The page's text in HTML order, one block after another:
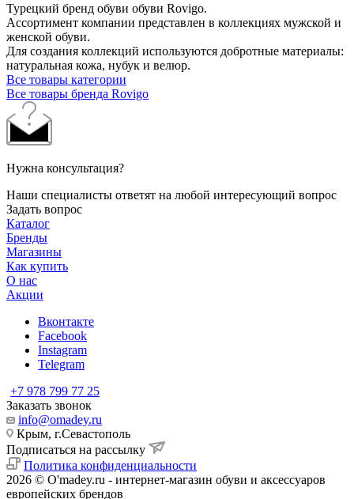
Турецкий бренд обуви обуви Rovigo.
Ассортимент компании представлен в коллекциях мужской и
женской обуви.
Для создания коллекций используются добротные материалы:
натуральная кожа, нубук и велюр.
Все товары категории
Все товары бренда Rovigo
Нужна консультация?
Наши специалисты ответят на любой интересующий вопрос
Задать вопрос
Каталог
Бренды
Магазины
Как купить
О нас
Акции
Вконтакте
Facebook
Instagram
Telegram
+7 978 799 77 25
Заказать звонок
info@omadey.ru
Крым, г.Севастополь
Подписаться на рассылку
Политика конфиденциальности
2026 © O'madey.ru - интернет-магазин обуви и аксессуаров
европейских брендов